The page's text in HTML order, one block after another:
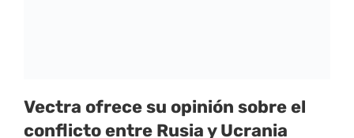
Vectra ofrece su opinión sobre el
conflicto entre Rusia y Ucrania